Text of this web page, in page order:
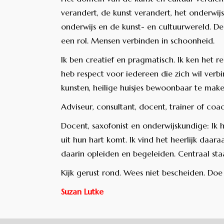
verandert, de kunst verandert, het
onderwijs en de kunst- en cultuurwereld.
een rol. Mensen verbinden in schoonheid.
Ik ben creatief en pragmatisch. Ik ken het
heb respect voor iedereen die zich wil
kunsten, heilige huisjes bewoonbaar te
Adviseur, consultant, docent, trainer of
Docent, saxofonist en onderwijskundige: Ik
uit hun hart komt. Ik vind het heerlijk
daarin opleiden en begeleiden. Centraal
Kijk gerust rond. Wees niet bescheiden.
Suzan Lutke